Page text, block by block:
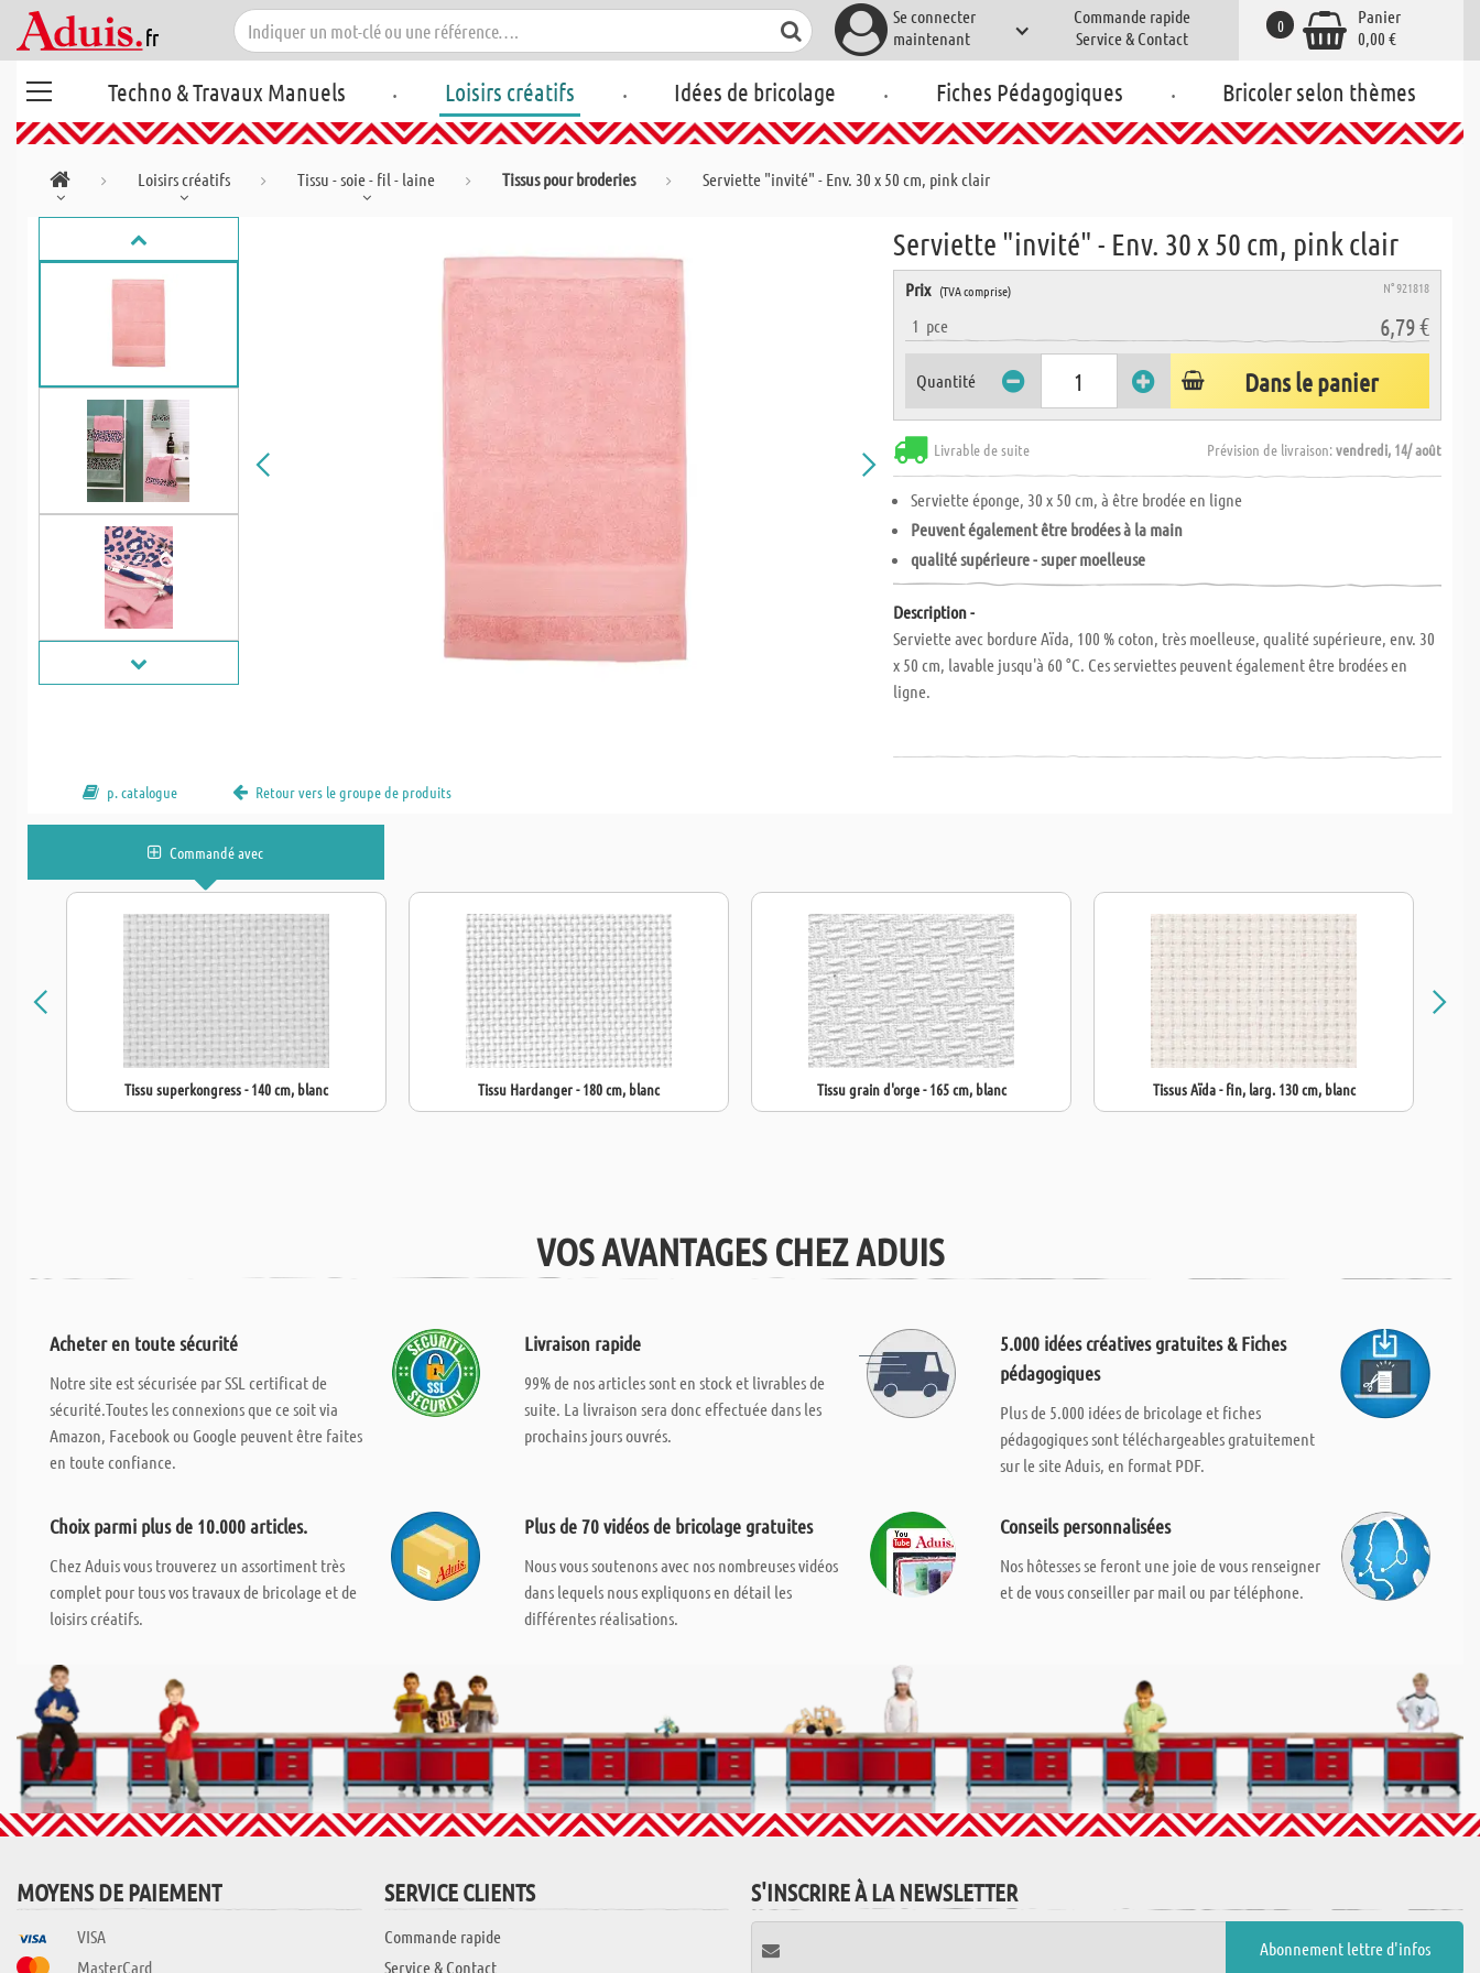
Se connecter
maintenant
Commande rapide
Service & Contact
Panier
0,00 €
0
Techno & Travaux Manuels . Loisirs créatifs . Idées de bricolage . Fiches Pédagogiques . Bricoler selon thèmes
Loisirs créatifs Tissu - soie - fil - laine Tissus pour broderies Serviette "invité" - Env. 30 x 50 cm, pink clair
Serviette "invité" - Env. 30 x 50 cm, pink clair
Prix (TVA comprise) N° 921818
1 pce 6,79 €
Quantité Dans le panier
Livrable de suite Prévision de livraison:vendredi, 14/ août
Serviette éponge, 30 x 50 cm, à être brodée en ligne
Peuvent également être brodées à la main
qualité supérieure - super moelleuse
Description -
Serviette avec bordure Aïda, 100 % coton, très moelleuse, qualité supérieure, env. 30
x 50 cm, lavable jusqu'à 60 °C. Ces serviettes peuvent également être brodées en
ligne.
p. catalogue Retour vers le groupe de produits
Commandé avec
Tissu superkongress - 140 cm, blanc Tissu Hardanger - 180 cm, blanc Tissu grain d'orge - 165 cm, blanc Tissus Aïda - fin, larg. 130 cm, blanc
VOS AVANTAGES CHEZ ADUIS
Acheter en toute sécurité
Notre site est sécurisée par SSL certificat de
sécurité.Toutes les connexions que ce soit via
Amazon, Facebook ou Google peuvent être faites
en toute confiance.
Livraison rapide
99% de nos articles sont en stock et livrables de
suite. La livraison sera donc effectuée dans les
prochains jours ouvrés.
5.000 idées créatives gratuites & Fiches
pédagogiques
Plus de 5.000 idées de bricolage et fiches
pédagogiques sont téléchargeables gratuitement
sur le site Aduis, en format PDF.
Choix parmi plus de 10.000 articles.
Chez Aduis vous trouverez un assortiment très
complet pour tous vos travaux de bricolage et de
loisirs créatifs.
Plus de 70 vidéos de bricolage gratuites
Nous vous soutenons avec nos nombreuses vidéos
dans lequels nous expliquons en détail les
différentes réalisations.
Conseils personnalisées
Nos hôtesses se feront une joie de vous renseigner
et de vous conseiller par mail ou par téléphone.
MOYENS DE PAIEMENT
VISA
MasterCard
SERVICE CLIENTS
Commande rapide
Service & Contact
S'INSCRIRE À LA NEWSLETTER